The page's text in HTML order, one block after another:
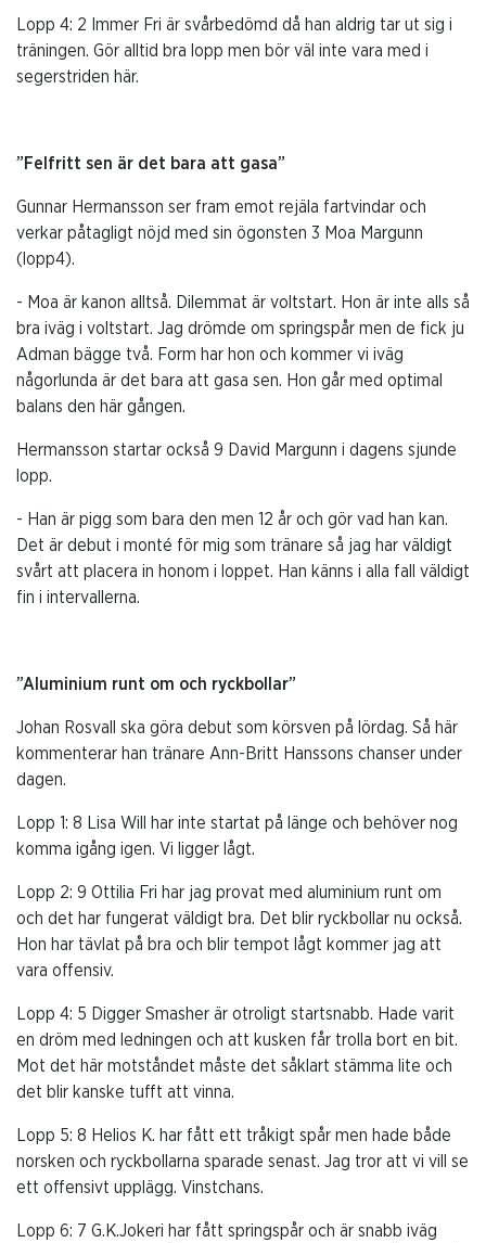
Lopp 4: 2 Immer Fri är svårbedömd då han aldrig tar ut sig i
träningen. Gör alltid bra lopp men bör väl inte vara med i
segerstriden här.
”Felfritt sen är det bara att gasa”
Gunnar Hermansson ser fram emot rejäla fartvindar och
verkar påtagligt nöjd med sin ögonsten 3 Moa Margunn
(lopp4).
- Moa är kanon alltså. Dilemmat är voltstart. Hon är inte alls så
bra iväg i voltstart. Jag drömde om springspår men de fick ju
Adman bägge två. Form har hon och kommer vi iväg
någorlunda är det bara att gasa sen. Hon går med optimal
balans den här gången.
Hermansson startar också 9 David Margunn i dagens sjunde
lopp.
- Han är pigg som bara den men 12 år och gör vad han kan.
Det är debut i monté för mig som tränare så jag har väldigt
svårt att placera in honom i loppet. Han känns i alla fall väldigt
fin i intervallerna.
”Aluminium runt om och ryckbollar”
Johan Rosvall ska göra debut som körsven på lördag. Så här
kommenterar han tränare Ann-Britt Hanssons chanser under
dagen.
Lopp 1: 8 Lisa Will har inte startat på länge och behöver nog
komma igång igen. Vi ligger lågt.
Lopp 2: 9 Ottilia Fri har jag provat med aluminium runt om
och det har fungerat väldigt bra. Det blir ryckbollar nu också.
Hon har tävlat på bra och blir tempot lågt kommer jag att
vara offensiv.
Lopp 4: 5 Digger Smasher är otroligt startsnabb. Hade varit
en dröm med ledningen och att kusken får trolla bort en bit.
Mot det här motståndet måste det såklart stämma lite och
det blir kanske tufft att vinna.
Lopp 5: 8 Helios K. har fått ett tråkigt spår men hade både
norsken och ryckbollarna sparade senast. Jag tror att vi vill se
ett offensivt upplägg. Vinstchans.
Lopp 6: 7 G.K.Jokeri har fått springspår och är snabb iväg